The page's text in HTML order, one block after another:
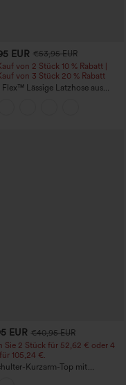
EUR €53,95 EUR
von 2 Stück 10 % Rabatt |
von 3 Stück 20 % Rabatt
Flex™ Lässige Latzhose aus
Denim mit
Ausschnitt und Taschen
EUR €40,95 EUR
Sie 2 Stück für 52,62 € oder 4
105,24 €.
Kurzarm-Top mit
High-Low-Saum,